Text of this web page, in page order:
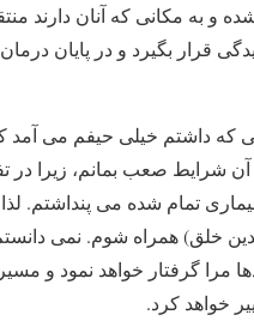
و به مکانی که آنان دارند
قرار بگیرد و در پایان
که داشتم خیلی حیفم می
شرایط صعب بمانم، زیرا در
تمام شده می پنداشتم.
خلق) همراه شوم. نمی
مرا گرفتار خواهد نمود و
خواهد کرد.